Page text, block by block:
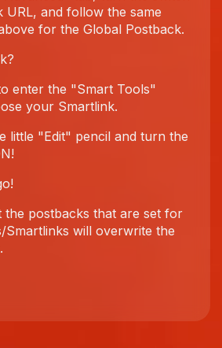
URL, and follow the same
for the Global Postback.
enter the "Smart Tools"
your Smartlink.
little "Edit" pencil and turn the
postbacks that are set for
Smartlinks will overwrite the